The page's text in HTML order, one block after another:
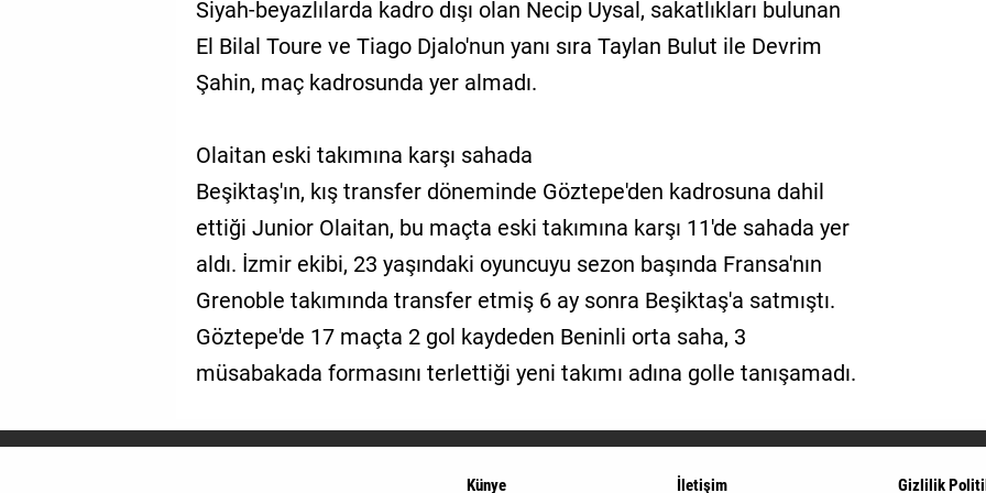
Siyah-beyazlılarda kadro dışı olan Necip Uysal, sakatlıkları bulunan
El Bilal Toure ve Tiago Djalo'nun yanı sıra Taylan Bulut ile Devrim
Şahin, maç kadrosunda yer almadı.
Olaitan eski takımına karşı sahada
Beşiktaş'ın, kış transfer döneminde Göztepe'den kadrosuna dahil
ettiği Junior Olaitan, bu maçta eski takımına karşı 11'de sahada yer
aldı. İzmir ekibi, 23 yaşındaki oyuncuyu sezon başında Fransa'nın
Grenoble takımında transfer etmiş 6 ay sonra Beşiktaş'a satmıştı.
Göztepe'de 17 maçta 2 gol kaydeden Beninli orta saha, 3
müsabakada formasını terlettiği yeni takımı adına golle tanışamadı.
Künye İletişim Gizlilik